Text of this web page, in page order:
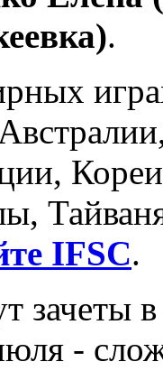
.
IFSC.
зачеты
-